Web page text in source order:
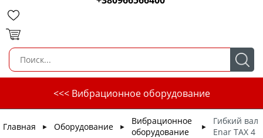
<<< Вибрационное оборудование
Главная ► Оборудование ►
Вибрационное
оборудование
►
Гибкий вал
Enar TAX 4